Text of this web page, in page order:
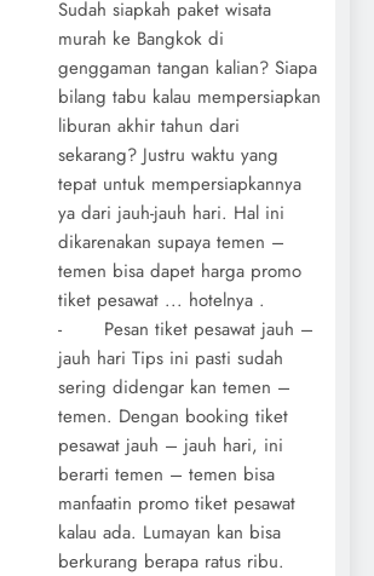
Sudah siapkah paket wisata
murah ke Bangkok di
genggaman tangan kalian? Siapa
bilang tabu kalau mempersiapkan
liburan akhir tahun dari
sekarang? Justru waktu yang
tepat untuk mempersiapkannya
ya dari jauh-jauh hari. Hal ini
dikarenakan supaya temen –
temen bisa dapet harga promo
tiket pesawat ... hotelnya .
- Pesan tiket pesawat jauh –
jauh hari Tips ini pasti sudah
sering didengar kan temen –
temen. Dengan booking tiket
pesawat jauh – jauh hari, ini
berarti temen – temen bisa
manfaatin promo tiket pesawat
kalau ada. Lumayan kan bisa
berkurang berapa ratus ribu.